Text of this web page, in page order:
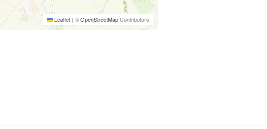
Leaflet | ©OpenStreetMapContributors